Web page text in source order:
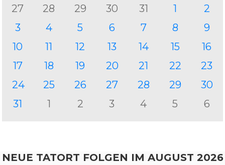
27 28 29 30 31 1
2
3
4 5 6 7 8
9
10
11 12 13 14 15
16
17
18 19 20 21 22
23
24
25 26 27 28 29
30
31
1 2 3 4 5 6
NEUE TATORT FOLGEN IM AUGUST 2026